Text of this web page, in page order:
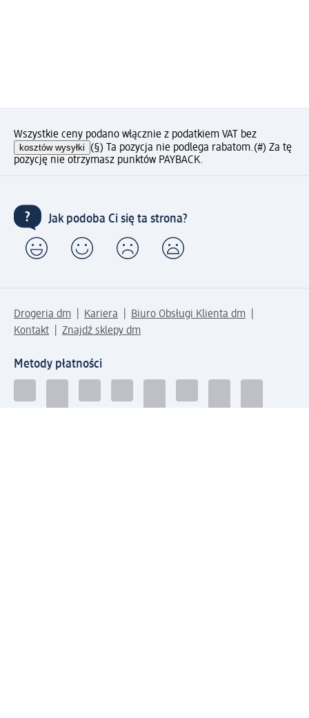
Wszystkie ceny podano włącznie z podatkiem VAT bez
kosztów wysyłki (§) Ta pozycja nie podlega rabatom.(#) Za tę
pozycję nie otrzymasz punktów PAYBACK.
Jak podoba Ci się ta strona?
Drogeria dm Kariera
Biuro Obsługi Klienta dm
Kontakt
Znajdź sklepy dm
Metody płatności